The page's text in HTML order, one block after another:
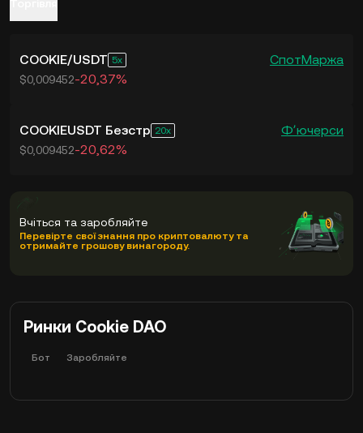
COOKIE/USDT 5 СпотМаржа
$0,009452-20,37%
COOKIEUSDT Безстр 20 Фʼючерси
$0,009452-20,62%
Вчіться та заробляйте
Перевірте свої знання про криптовалюту та
отримайте грошову винагороду.
Ринки Cookie DAO
Бот Заробляйте